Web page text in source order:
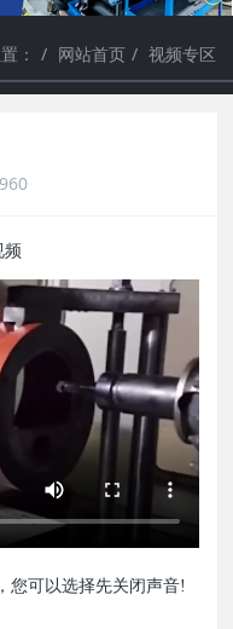
r
： 网站首页 视频专区
频
您可以选择先关闭声音!